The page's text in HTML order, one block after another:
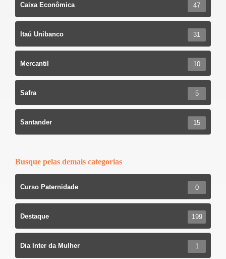
Caixa Econômica 47
Itaú Unibanco 31
Mercantil 10
Safra 5
Santander 15
Busque pelas demais categorias
Curso Paternidade 0
Destaque 199
Dia Inter da Mulher 1